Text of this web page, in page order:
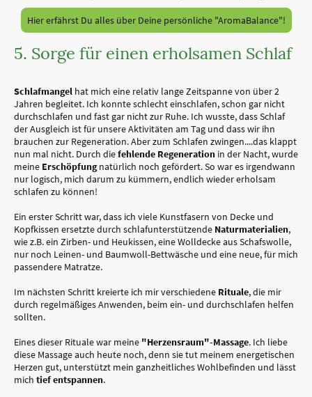
Hier erfährst Du alles über Deine persönliche "AromaBalance"!
5. Sorge für einen erholsamen Schlaf
Schlafmangel hat mich eine relativ lange Zeitspanne von über 2
Jahren begleitet. Ich konnte schlecht einschlafen, schon gar nicht
durchschlafen und fast gar nicht zur Ruhe. Ich wusste, dass Schlaf
der Ausgleich ist für unsere Aktivitäten am Tag und dass wir ihn
brauchen zur Regeneration. Aber zum Schlafen zwingen....das klappt
nun mal nicht. Durch diefehlende Regeneration in der Nacht, wurde
meine Erschöpfungnatürlich noch gefördert. So war es irgendwann
nur logisch, mich darum zu kümmern, endlich wieder erholsam
schlafen zu können!
Ein erster Schritt war, dass ich viele Kunstfasern von Decke und
Kopfkissen ersetzte durch schlafunterstützende Naturmaterialien,
wie z.B. ein Zirben- und Heukissen, eine Wolldecke aus Schafswolle,
nur noch Leinen- und Baumwoll-Bettwäsche und eine neue, für mich
passendere Matratze.
Im nächsten Schritt kreierte ich mir verschiedene Rituale, die mir
durch regelmäßiges Anwenden, beim ein- und durchschlafen helfen
sollten.
Eines dieser Rituale war meine "Herzensraum"-Massage. Ich liebe
diese Massage auch heute noch, denn sie tut meinem energetischen
Herzen gut, unterstützt mein ganzheitliches Wohlbefinden und lässt
mich tief entspannen.